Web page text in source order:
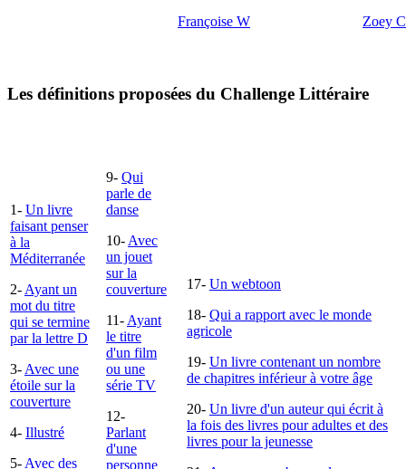
Françoise W
Zoey C
Les définitions proposées du Challenge Littéraire
1- Un livre
faisant penser
à la
Méditerranée
2- Ayant un
mot du titre
qui se termine
par la lettre D
3- Avec une
étoile sur la
couverture
4- Illustré
5- Avec des
9- Qui
parle de
danse
10- Avec
un jouet
sur la
couverture
11- Ayant
le titre
d'un film
ou une
série TV
12-
Parlant
d'une
personne
17- Un webtoon
18- Qui a rapport avec le monde
agricole
19- Un livre contenant un nombre
de chapitres inférieur à votre âge
20- Un livre d'un auteur qui écrit à
la fois des livres pour adultes et des
livres pour la jeunesse